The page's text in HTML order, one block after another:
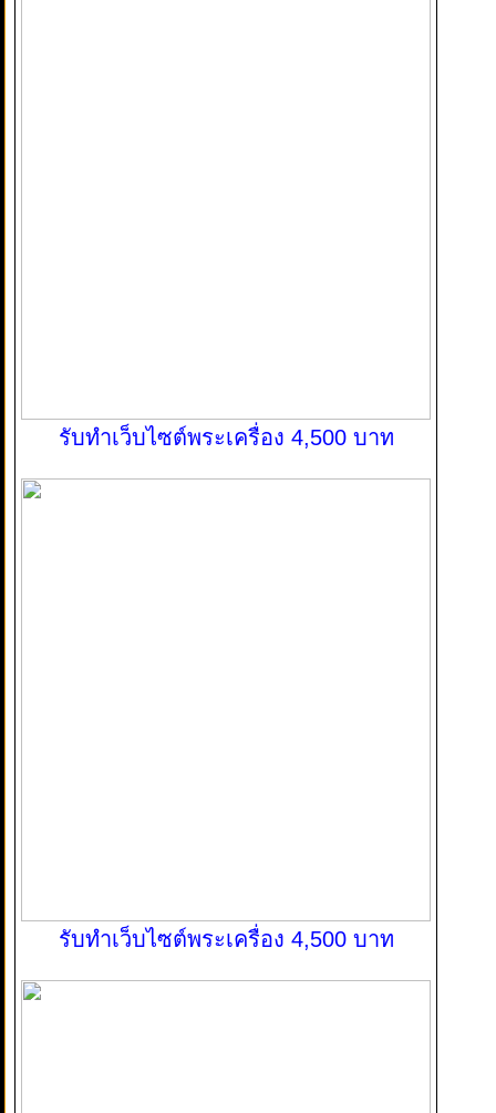
รับทำเว็บไซต์พระเครื่อง 4,500 บาท
รับทำเว็บไซต์พระเครื่อง 4,500 บาท